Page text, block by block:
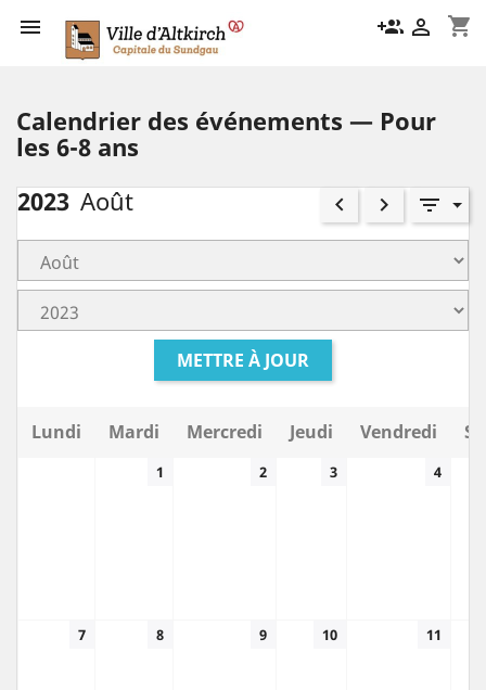
 shopping_cart
group_add 
Calendrier des événements — Pour
les 6-8 ans
2023 Août keyboard_arrow_left keyboard_arrow_right filter_list
METTRE À JOUR
Lundi Mardi Mercredi Jeudi Vendredi
1 2 3 4
7 8 9 10 11